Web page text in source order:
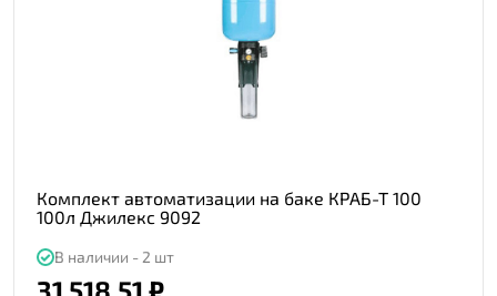
Комплект автоматизации на баке КРАБ-Т 100
100л Джилекс 9092
В наличии - 2 шт